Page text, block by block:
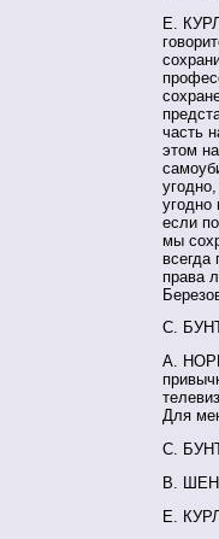
Е.
часть
этом
угодно
если
мы
всегда
права
С.
А.
Для
С.
В.
Е.